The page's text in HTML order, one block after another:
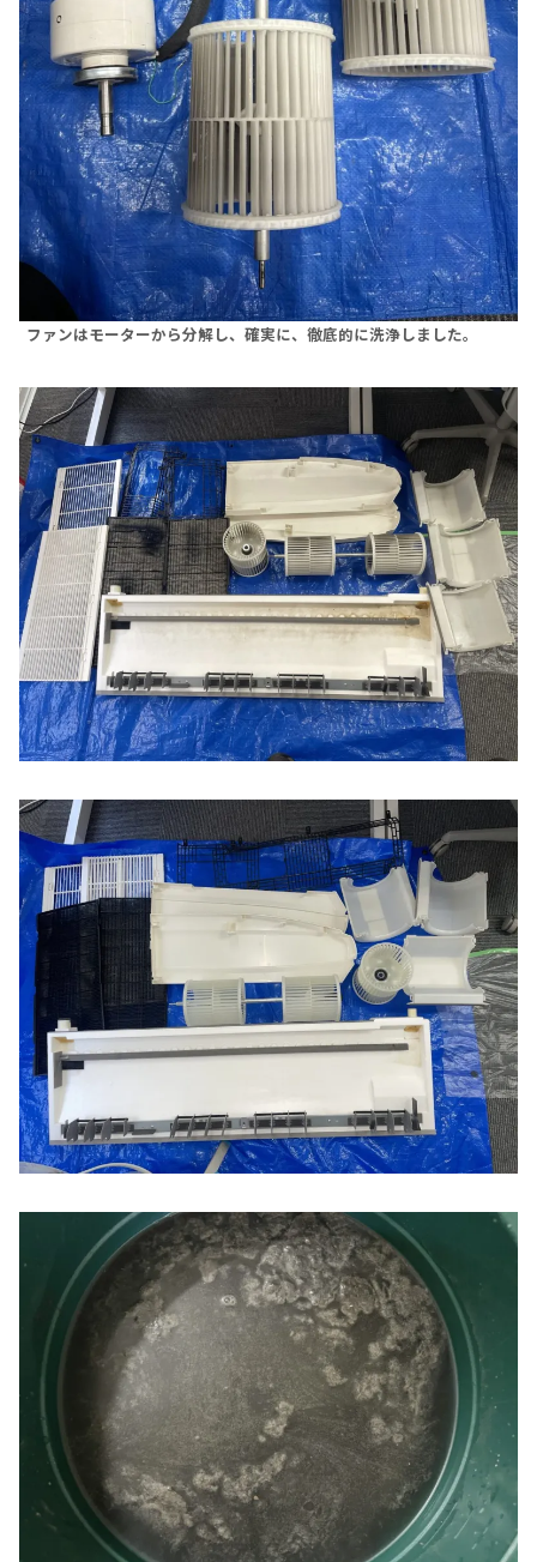
ファンはモーターから分解し、確実に、徹底的に洗浄しました。